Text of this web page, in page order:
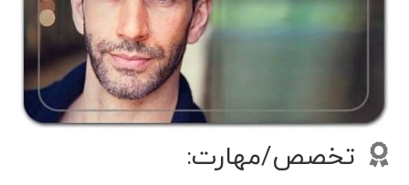
تخصص/مهارت: